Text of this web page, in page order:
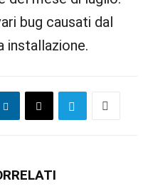
bug causati dal
installazione.